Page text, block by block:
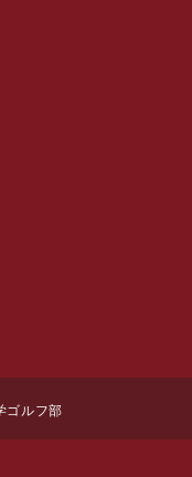
ゴルフ部